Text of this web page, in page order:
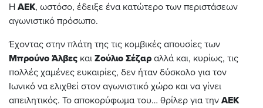
Η ΑΕΚ, ωστόσο, έδειξε ένα κατώτερο των περιστάσεων
αγωνιστικό πρόσωπο.
Έχοντας στην πλάτη της τις κομβικές απουσίες των
Μπρούνο Άλβες και Ζούλιο Σέζαρ αλλά και, κυρίως, τις
πολλές χαμένες ευκαιρίες, δεν ήταν δύσκολο για τον
Ιωνικό να ελιχθεί στον αγωνιστικό χώρο και να γίνει
απειλητικός. Το αποκορύφωμα του… θρίλερ για την ΑΕΚ